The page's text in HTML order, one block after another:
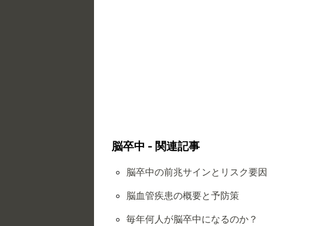
脳卒中 - 関連記事
脳卒中の前兆サインとリスク要因
脳血管疾患の概要と予防策
毎年何人が脳卒中になるのか？